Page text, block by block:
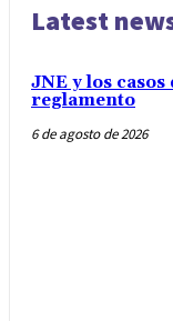
Latest
JNE y los
reglamento
6 de agosto de 2026